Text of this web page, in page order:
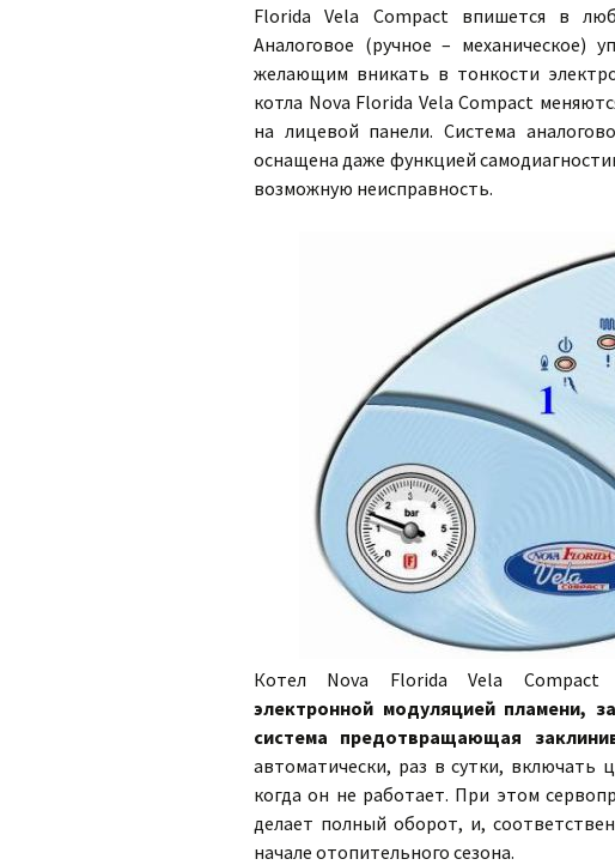
Florida Vela Compact впишется в
Аналоговое (ручное – механическое)
желающим вникать в тонкости
котла Nova Florida Vela Compact
на лицевой панели. Система
оснащена даже функцией
возможную неисправность.
Котел Nova Florida Vela Compact
электронной модуляцией пламени,
система предотвращающая
автоматически, раз в сутки, включать
когда он не работает. При этом
делает полный оборот, и,
начале отопительного сезона.